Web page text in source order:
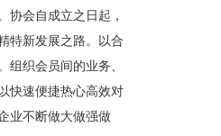
会自成立之日起，
特新发展之路。以合
织会员间的业务、
快速便捷热心高效对
业不断做大做强做